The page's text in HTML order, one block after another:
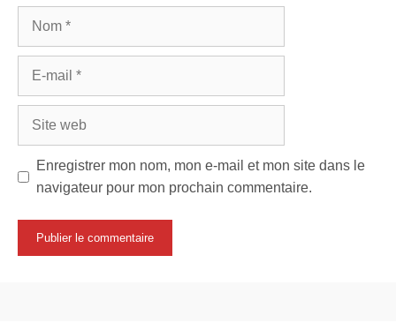
Nom
Site
Enregistrer mon nom, mon e-mail et mon site dans le
navigateur pour mon prochain commentaire.